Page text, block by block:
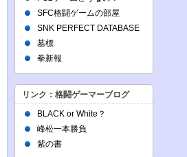
SFC格闘ゲームの部屋
SNK PERFECT DATABASE
墓標
拳新報
リンク：格闘ゲーマーブログ
BLACK or White？
峰松一本勝負
紫の書